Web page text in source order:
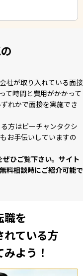
社が取り⼊れている⾯接
て時間と費⽤がかかって
れかで⾯接を実施でき
⽅はピーチャンタクシ
お⼿伝いしていますの
ひご覧下さい。サイト
料相談時にご紹介可能で
職を
ている方
よう！